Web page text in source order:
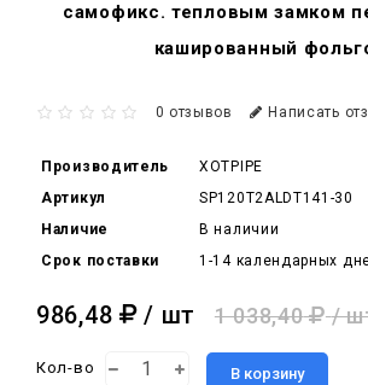
самофикс. тепловым замком
кашированный
0 отзывов Написать
Производитель
XOTPIPE
Артикул
SP120T2ALDT141-30
Наличие
В наличии
Срок поставки
1-14 календарных
986,48 / шт 1 038,40 /
Кол-во В корзину